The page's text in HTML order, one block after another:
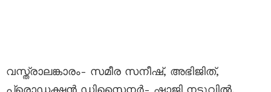
വസ്ത്രാലങ്കാരം- സമീര സനീഷ്, അഭിജിത്,
പ്രൊഡക്ഷൻ ഡിസൈനർ- ഷാജി നടുവിൽ,